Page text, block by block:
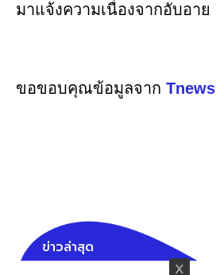
มาแจ้งความเนื่องจากอับอาย
ขอขอบคุณข้อมูลจาก Tnews
ข่าวล่าสุด